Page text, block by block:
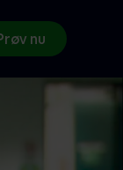
nu